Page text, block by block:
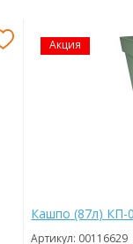
Акция
Кашпо (87л) КП-
Артикул: 00116629